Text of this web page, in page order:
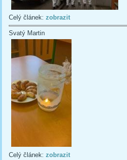
Celý článek:zobrazit
Svatý Martin
Celý článek:zobrazit